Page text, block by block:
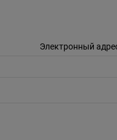
Электронный